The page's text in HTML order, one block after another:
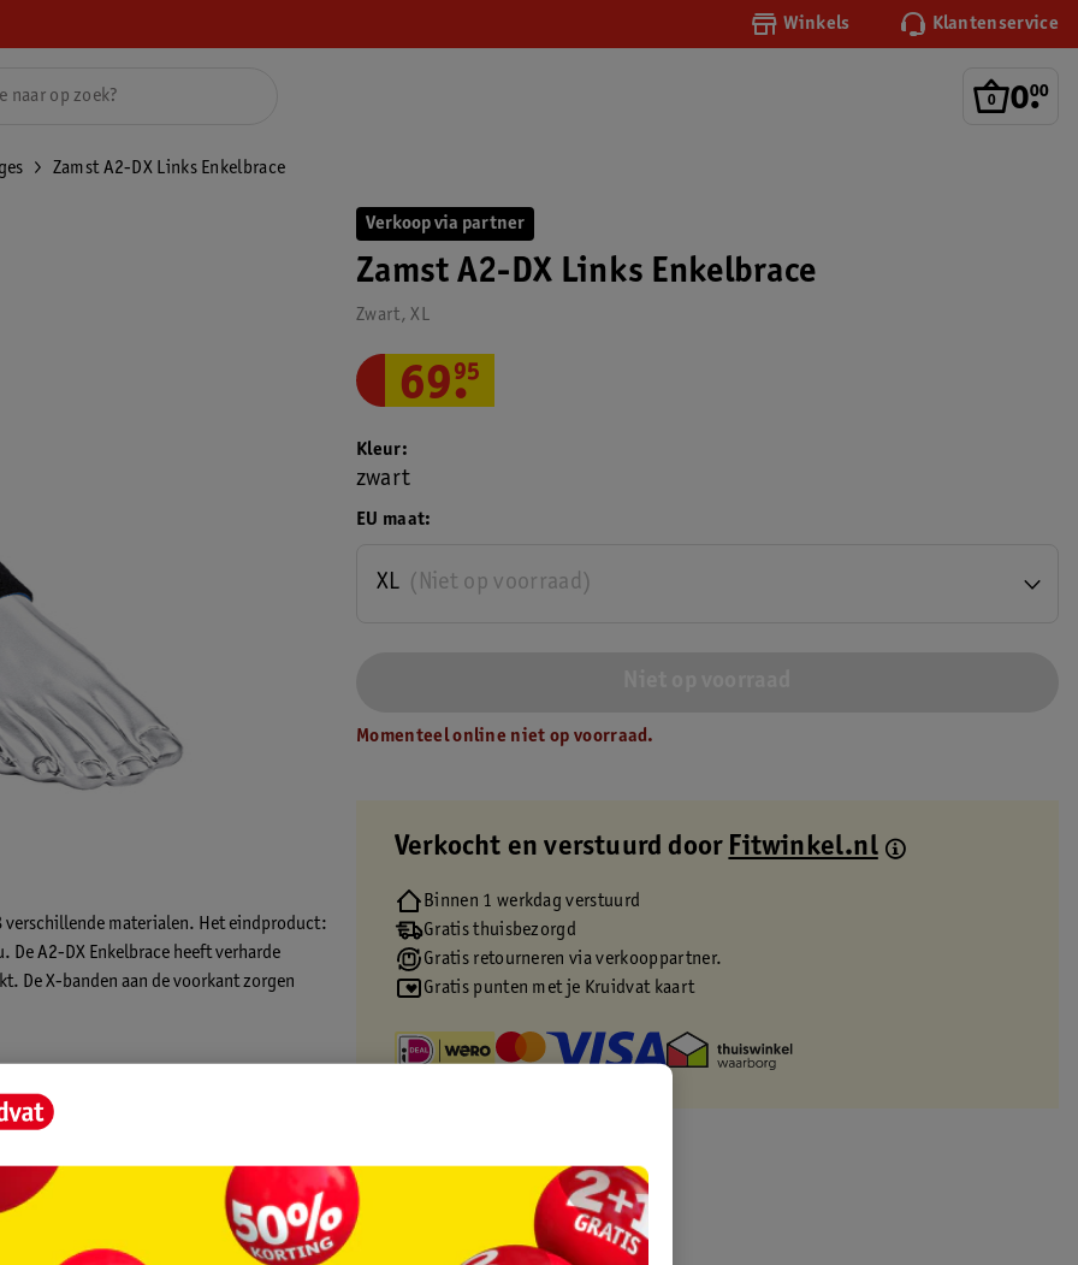
Winkels Klantenservice
0.
00
Zamst A2-DX Links Enkelbrace
verschillende materialen. Het eindproduct:
De A2-DX Enkelbrace heeft verharde
De X-banden aan de voorkant zorgen
en voetbal
Verkoop via partner
Zamst A2-DX Links Enkelbrace
Zwart, XL
69.
95
EU maat
(Niet op voorraad)
XL
Kleur
zwart
Momenteel online niet op voorraad.
Verkocht en verstuurd door Fitwinkel.nl
Binnen 1 werkdag verstuurd
Gratis thuisbezorgd
Gratis retourneren via verkooppartner.
Gratis punten met je Kruidvat kaart